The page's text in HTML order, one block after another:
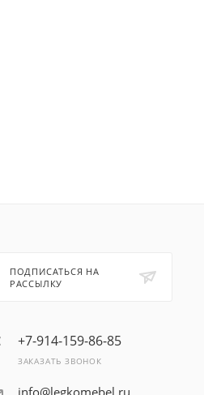
ПОДПИСАТЬСЯ НА
РАССЫЛКУ
+7-914-159-86-85
ЗАКАЗАТЬ ЗВОНОК
info@legkomebel.ru